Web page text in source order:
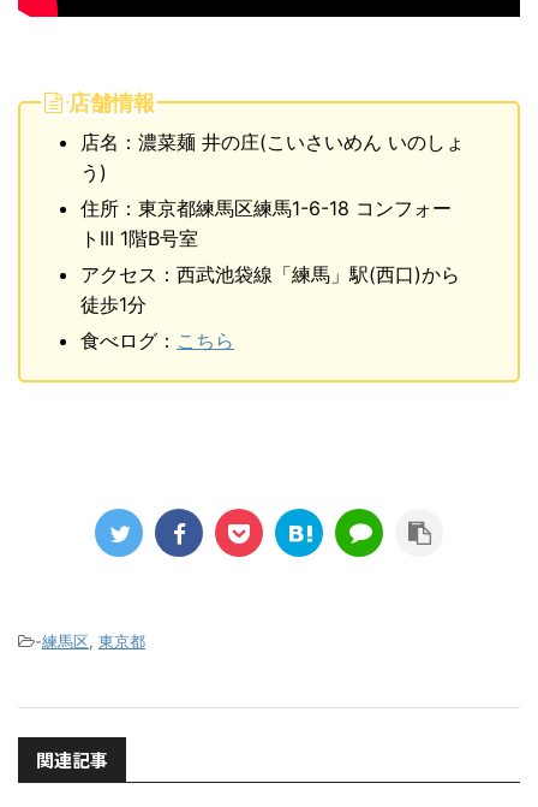
店舗情報
店名：濃菜麺 井の庄(こいさいめん いのしょ
う)
住所：東京都練馬区練馬1-6-18 コンフォー
トIII 1階B号室
アクセス：西武池袋線「練馬」駅(西口)から
徒歩1分
食べログ： こちら
-練馬区, 東京都
関連記事